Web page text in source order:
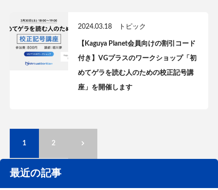
2024.03.18 トピック
【Kaguya Planet会員向けの割引コード
付き】VGプラスのワークショップ「初
めてゲラを読む人のための校正記号講
座」を開催します
1 2
最近の記事